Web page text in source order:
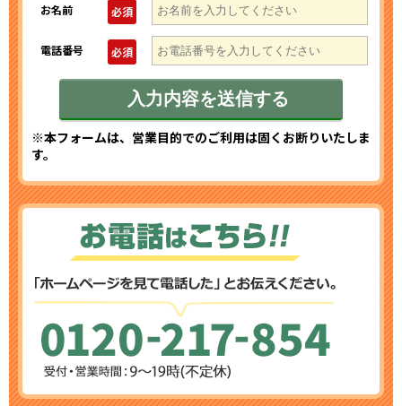
お名前 必須
電話番号 必須
※本フォームは、営業目的でのご利用は固くお断りいたしま
す。